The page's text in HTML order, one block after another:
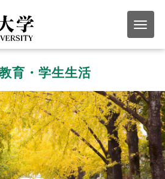
育・学生生活